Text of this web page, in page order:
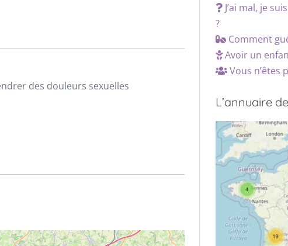
des douleurs sexuelles
J’ai mal, je
?
Comment
Avoir un
Vous n’êtes
L’annuaire